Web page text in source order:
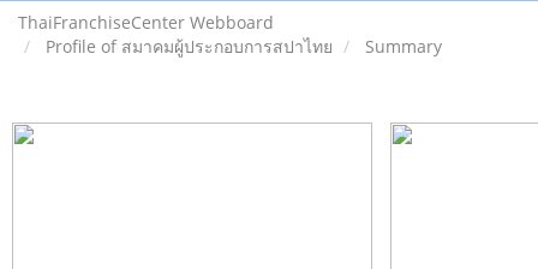
ThaiFranchiseCenter Webboard
Profile of สมาคมผู้ประกอบการสปาไทย
Summary